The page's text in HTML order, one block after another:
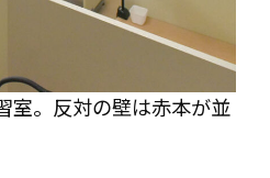
室。反対の壁は赤本が並